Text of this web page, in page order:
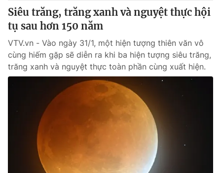
Siêu trăng, trăng xanh và nguyệt thực hội
tụ sau hơn 150 năm
VTV.vn - Vào ngày 31/1, một hiện tượng thiên văn vô
cùng hiếm gặp sẽ diễn ra khi ba hiện tượng siêu trăng,
trăng xanh và nguyệt thực toàn phần cùng xuất hiện.